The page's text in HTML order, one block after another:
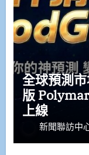
全球預測
版
上線
新聞聯訪中